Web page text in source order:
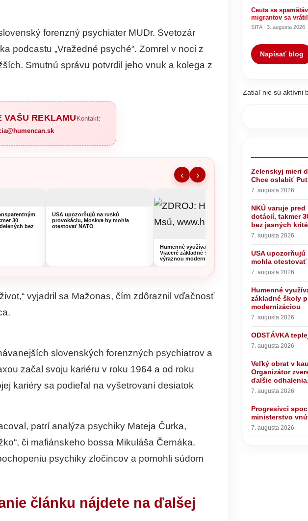
forenzný psychiater MUDr. Svetozár
podcastu „Vražedné psyché“. Zomrel v noci z
Smutnú správu potvrdil jeho vnuk a kolega z
VAŠU REKLAMU Kontakt:
‹ ›
30
bez
USA upozorňujú na ruskú
provokáciu, Moskva by mohla
otestovať NATO
Humenné využíva prázdniny naplno.
Viaceré základné školy prechádzajú
výraznou modernizáciou
SÍDLISKU
vyjadril sa Mažonas, čím zdôraznil vďačnosť
slovenských forenzných psychiatrov a
začal svoju kariéru v roku 1964 a od roku
kariéry sa podieľal na vyšetrovaní desiatok
patrí analýza psychiky Mateja Čurka,
či mafiánskeho bossa Mikuláša Černáka.
psychiky zločincov a pomohli súdom
článku nájdete na ďalšej
Ceuta sa
migrantov sa
SITA · 3. augusta 2026
Napísať blog
Zatiaľ nie sú aktívni
Zelenskyj mieri
Chce oslabiť
7. augusta 2026
NKÚ varuje
dotácií, takmer
bez jasných
7. augusta 2026
USA
mohla otestovať
7. augusta 2026
Humenné
základné školy
modernizáciou
7. augusta 2026
ODSTÁVKA
7. augusta 2026
Veľký obrat v
Organizátor
ďalšie
7. augusta 2026
Progresívci
ministerstvo
7. augusta 2026